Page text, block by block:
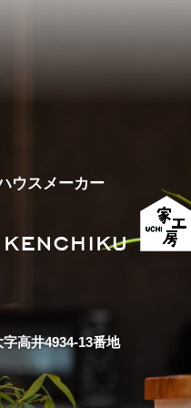
ウスメーカー
高井4934-13番地